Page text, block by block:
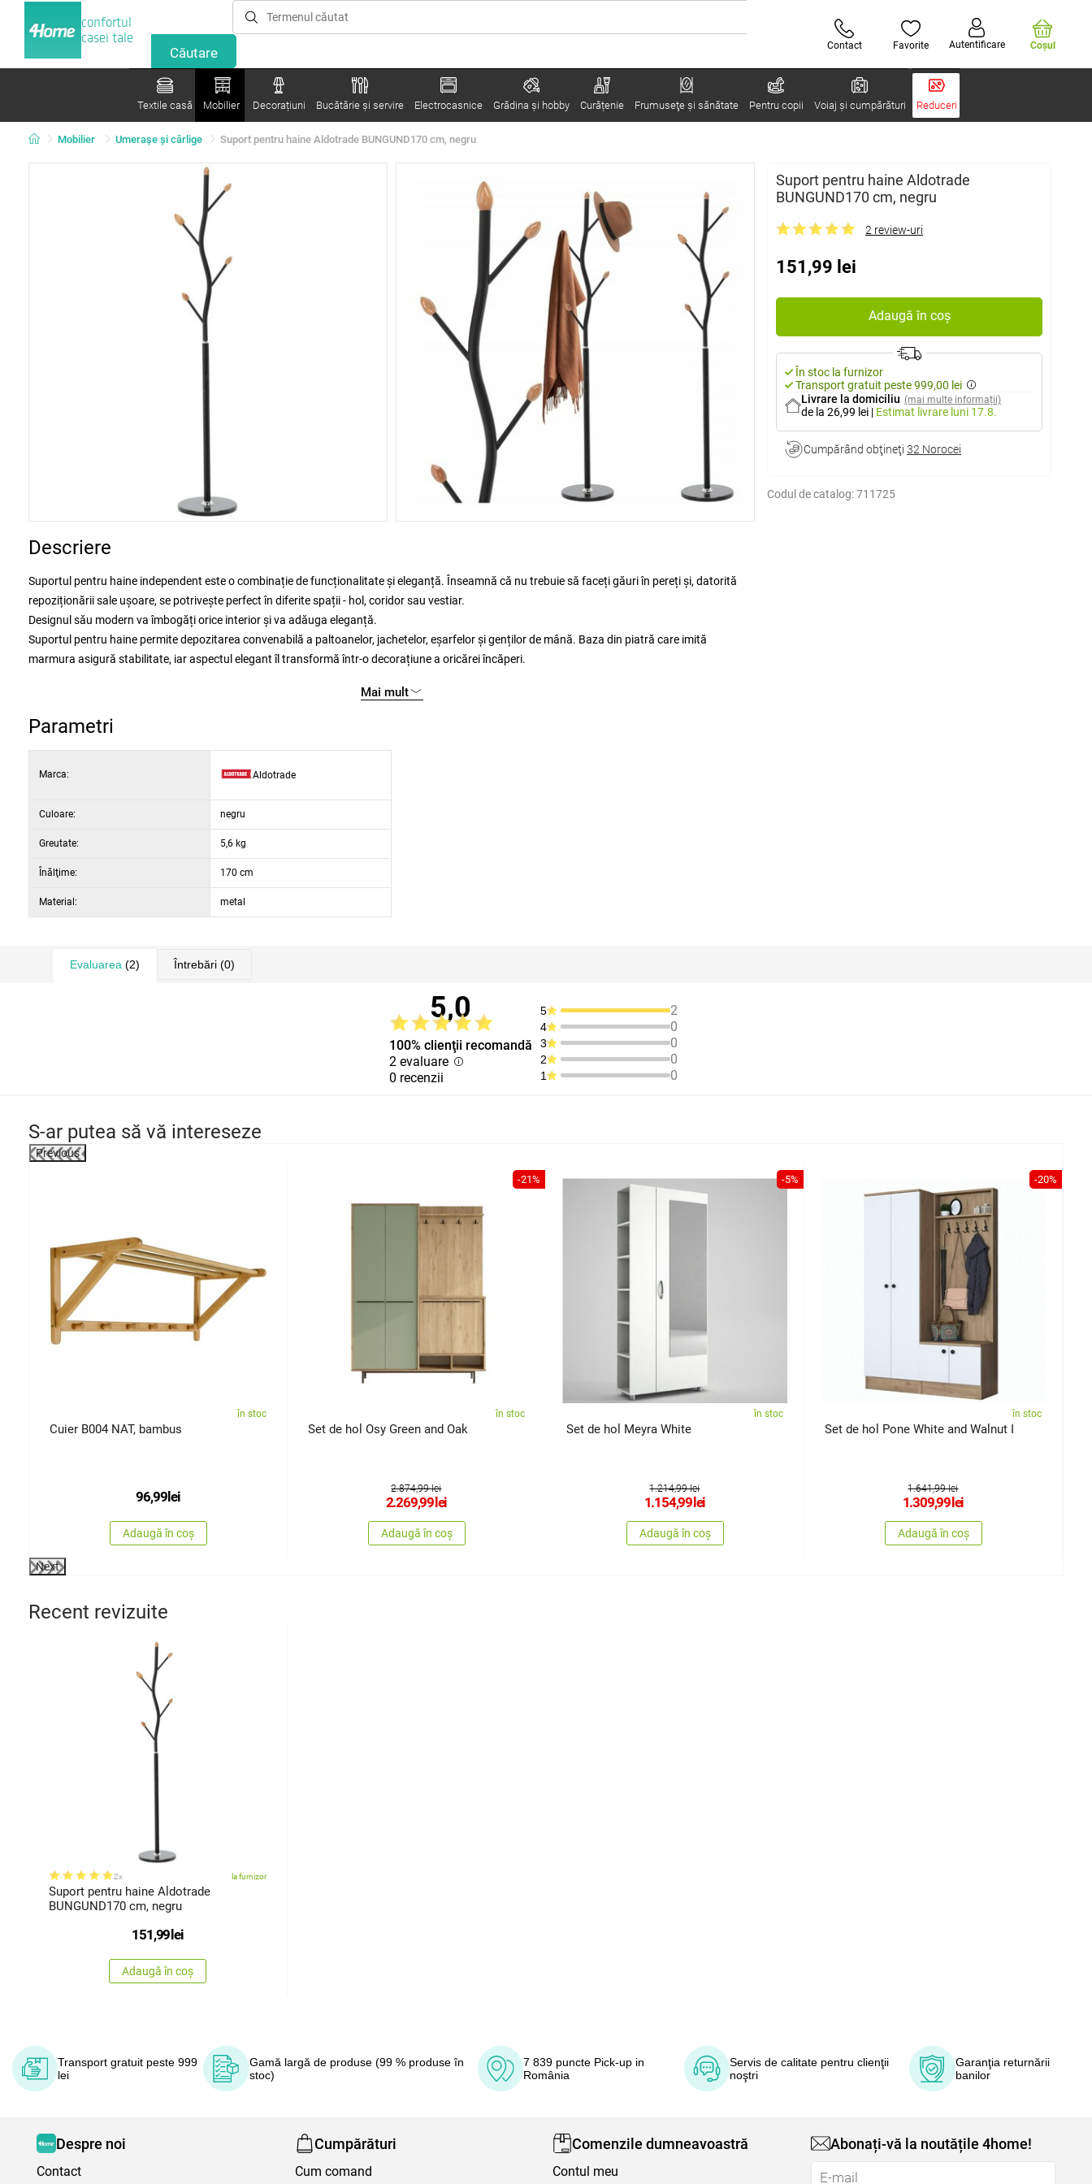
confortul
casei tale
Contact Favorite Autentificare Coşul
Textile casă Mobilier Decorațiuni Bucătărie și servire Electrocasnice Grădina şi hobby Curățenie Frumuseţe şi sănătate Pentru copii Voiaj și cumpărături Reduceri
Mobilier Umeraşe şi cârlige Suport pentru haine Aldotrade BUNGUND170 cm, negru
Suport pentru haine Aldotrade
BUNGUND170 cm, negru
2 review-uri
151,99 lei
Adaugă în coș
În stoc la furnizor
Transport gratuit peste 999,00 lei
Livrare la domiciliu (mai multe informații)
de la 26,99 lei | Estimat livrare luni 17.8.
Cumpărând obţineţi 32 Norocei
Codul de catalog:711725
Descriere
Suportul pentru haine independent este o combinație de funcționalitate și eleganță. Înseamnă că nu trebuie să faceți găuri în pereți și, datorită
repoziționării sale ușoare, se potrivește perfect în diferite spații - hol, coridor sau vestiar.
Designul său modern va îmbogăți orice interior și va adăuga eleganță.
Suportul pentru haine permite depozitarea convenabilă a paltoanelor, jachetelor, eșarfelor și genților de mână. Baza din piatră care imită
marmura asigură stabilitate, iar aspectul elegant îl transformă într-o decorațiune a oricărei încăperi.
Mai mult
Parametri
Marca: Aldotrade
Culoare: negru
Greutate: 5,6 kg
Înălţime: 170 cm
Material: metal
Evaluarea (2) Întrebări (0)
5,0
100% clienţii recomandă
2 evaluare
0 recenzii
5 2
4 0
3 0
2 0
1 0
S-ar putea să vă intereseze
Previous
în stoc
Cuier B004 NAT, bambus
96,99lei
Adaugă în coș
-21%
în stoc
Set de hol Osy Green and Oak
2.874,99 lei
2.269,99lei
Adaugă în coș
-5%
în stoc
Set de hol Meyra White
1.214,99 lei
1.154,99lei
Adaugă în coș
-20%
în stoc
Set de hol Pone White and Walnut I
1.641,99 lei
1.309,99lei
Adaugă în coș
Next
Recent revizuite
2x la furnizor
Suport pentru haine Aldotrade
BUNGUND170 cm, negru
151,99lei
Adaugă în coș
Transport gratuit peste 999
lei
Gamă largă de produse (99 % produse în
stoc)
7 839 puncte Pick-up in
România
Servis de calitate pentru clienţii
noştri
Garanţia returnării
banilor
Despre noi
Contact
Cumpărături
Cum comand
Comenzile dumneavoastră
Contul meu
Abonați-vă la noutățile 4home!